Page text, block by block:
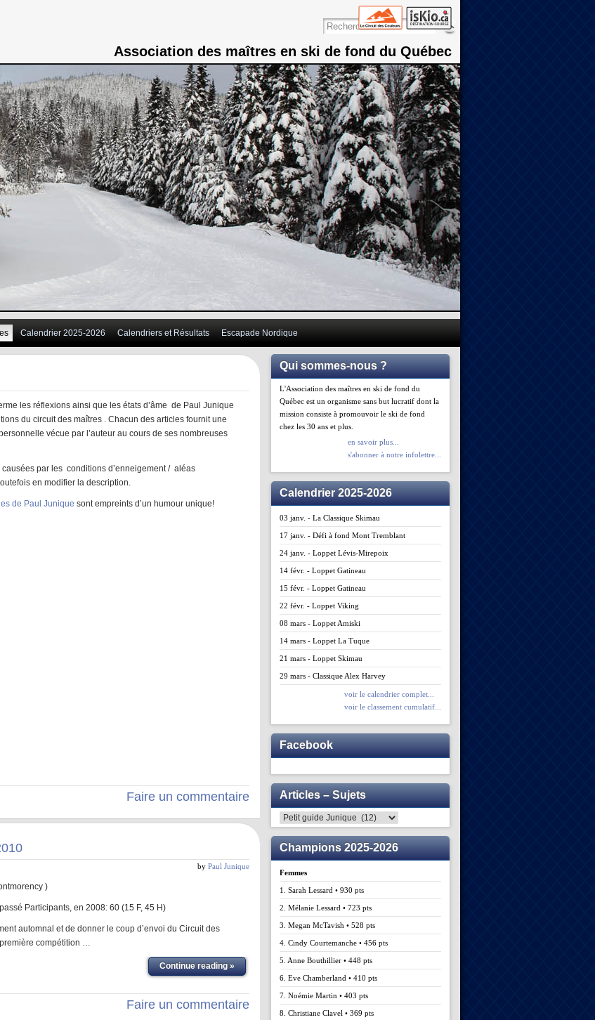
Association des maîtres en ski de fond du Québec
Calendrier 2025-2026 Calendriers et Résultats Escapade Nordique
les réflexions ainsi que les états d’âme de Paul Junique
du circuit des maîtres . Chacun des articles fournit une
vécue par l’auteur au cours de ses nombreuses
causées par les conditions d’enneigement / aléas
en modifier la description.
de Paul Junique sont empreints d’un humour unique!
Faire un commentaire
by Paul Junique
)
Participants, en 2008: 60 (15 F, 45 H)
automnal et de donner le coup d’envoi du Circuit des
compétition …
Continue reading »
Faire un commentaire
Qui sommes-nous ?
L'Association des maîtres en ski de fond du
Québec est un organisme sans but lucratif dont la
mission consiste à promouvoir le ski de fond
chez les 30 ans et plus.
en savoir plus...
s'abonner à notre infolettre...
Calendrier 2025-2026
03 janv. - La Classique Skimau
17 janv. - Défi à fond Mont Tremblant
24 janv. - Loppet Lévis-Mirepoix
14 févr. - Loppet Gatineau
15 févr. - Loppet Gatineau
22 févr. - Loppet Viking
08 mars - Loppet Amiski
14 mars - Loppet La Tuque
21 mars - Loppet Skimau
29 mars - Classique Alex Harvey
voir le calendrier complet...
voir le classement cumulatif...
Facebook
Articles – Sujets
Articles
–
Sujets
Champions 2025-2026
Femmes
1. Sarah Lessard • 930 pts
2. Mélanie Lessard • 723 pts
3. Megan McTavish • 528 pts
4. Cindy Courtemanche • 456 pts
5. Anne Bouthillier • 448 pts
6. Eve Chamberland • 410 pts
7. Noémie Martin • 403 pts
8. Christiane Clavel • 369 pts